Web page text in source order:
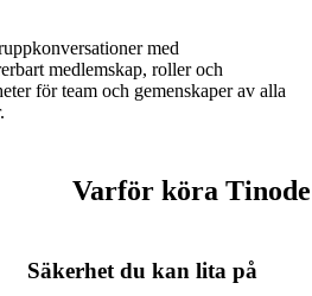
med
medlemskap, roller och
för team och gemenskaper av alla
Varför köra
Säkerhet du kan lita på